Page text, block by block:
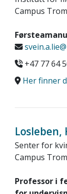
Campus
+47 77 64
Her finner
Losleben,
Senter for
Campus
Professor i